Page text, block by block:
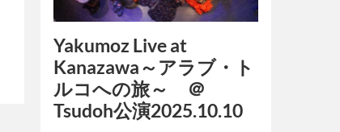
Yakumoz Live at
Kanazawa～アラブ・ト
ルコへの旅～ ＠
Tsudoh公演2025.10.10